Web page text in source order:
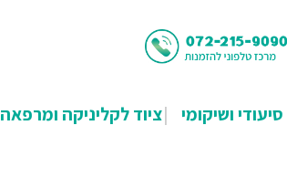
ושיקומי ציוד לקליניקה ומרפאה